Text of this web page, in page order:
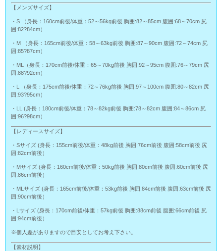
【メンズサイズ】
・S （身長：160cm前後/体重：52～56kg前後 胸囲:82～85cm 腹囲:68～70cm 尻
囲:82?84cm）
・M （身長：165cm前後/体重：58～63kg前後 胸囲:87～90cm 腹囲:72～74cm 尻
囲:85?87cm）
・ML（身長：170cm前後/体重：65～70kg前後 胸囲:92～95cm 腹囲:76～79cm 尻
囲:88?92cm）
・L （身長：175cm前後/体重：72～76kg前後 胸囲:97～100cm 腹囲:80～82cm 尻
囲:93?95cm）
・LL (身長：180cm前後/体重：78～82kg前後 胸囲:78～82cm 腹囲:84～86cm 尻
囲:96?98cm）
【レディースサイズ】
・Sサイズ (身長：155cm前後/体重：48kg前後 胸囲:76cm前後 腹囲:58cm前後 尻
囲:82cm前後）
・Mサイズ (身長：160cm前後/体重：50kg前後 胸囲:80cm前後 腹囲:60cm前後 尻
囲:86cm前後）
・MLサイズ (身長：165cm前後/体重：53kg前後 胸囲:84cm前後 腹囲:63cm前後 尻
囲:90cm前後）
・Lサイズ (身長：170cm前後/体重：57kg前後 胸囲:88cm前後 腹囲:66cm前後 尻
囲:94cm前後）
※個人差がありますので目安としてお考え下さい。
【素材説明】